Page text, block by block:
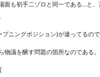
面も初手二ゾロと同一である…と、
ニングポジション)が違ってるので
物議を醸す問題の箇所なのである。